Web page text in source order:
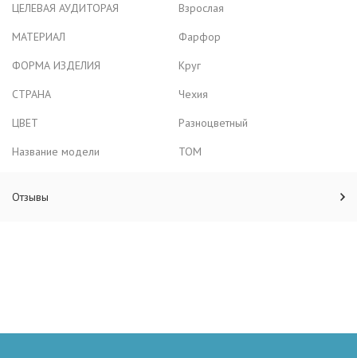
ЦЕЛЕВАЯ АУДИТОРАЯ
Взрослая
МАТЕРИАЛ
Фарфор
ФОРМА ИЗДЕЛИЯ
Круг
СТРАНА
Чехия
ЦВЕТ
Разноцветный
Название модели
ТОМ
Отзывы